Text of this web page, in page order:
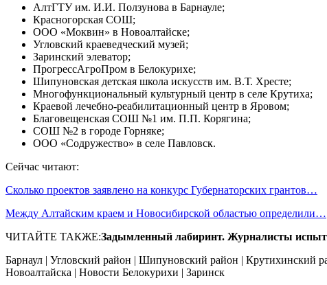
АлтГТУ им. И.И. Ползунова в Барнауле;
Красногорская СОШ;
ООО «Моквин» в Новоалтайске;
Угловский краеведческий музей;
Заринский элеватор;
ПрогрессАгроПром в Белокурихе;
Шипуновская детская школа искусств им. В.Т. Хресте;
Многофункциональный культурный центр в селе Крутиха;
Краевой лечебно-реабилитационный центр в Яровом;
Благовещенская СОШ №1 им. П.П. Корягина;
СОШ №2 в городе Горняке;
ООО «Содружество» в селе Павловск.
Сейчас читают:
Сколько проектов заявлено на конкурс Губернаторских грантов…
Между Алтайским краем и Новосибирской областью определили…
ЧИТАЙТЕ ТАКЖЕ:Задымленный лабиринт. Журналисты
Барнаул | Угловский район | Шипуновский район | Крутихинский
Новоалтайска | Новости Белокурихи | Заринск